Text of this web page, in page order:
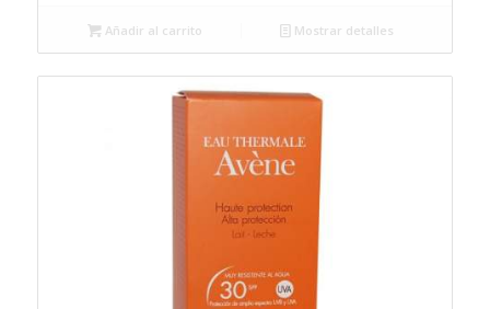
Añadir al carrito Mostrar detalles